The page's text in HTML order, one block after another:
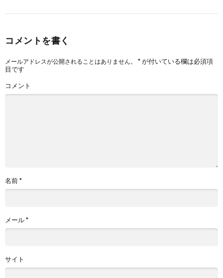
コメントを書く
メールアドレスが公開されることはありません。 *が付いている欄は必須項
目です
コメント
名前*
メール*
サイト